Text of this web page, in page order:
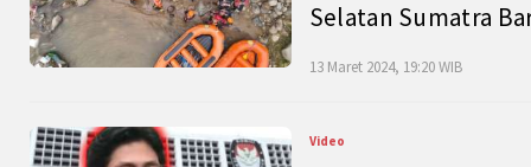
Selatan Sumatra
13 Maret 2024, 19:20 WIB
Video